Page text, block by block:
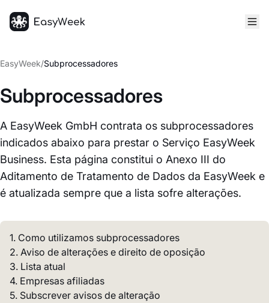
EasyWeek/Subprocessadores
Subprocessadores
A EasyWeek GmbH contrata os subprocessadores
indicados abaixo para prestar o Serviço EasyWeek
Business. Esta página constitui o Anexo III do
Aditamento de Tratamento de Dados da EasyWeek e
é atualizada sempre que a lista sofre alterações.
1. Como utilizamos subprocessadores
2. Aviso de alterações e direito de oposição
3. Lista atual
4. Empresas afiliadas
5. Subscrever avisos de alteração